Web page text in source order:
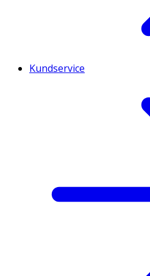
Kundservice